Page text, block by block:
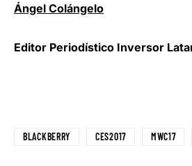
Ángel Colángelo
Editor Periodístico Inversor
BLACKBERRY CES2017 MWC17